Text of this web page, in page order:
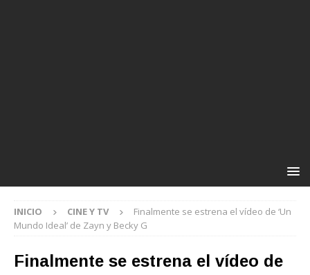
INICIO CINE Y TV
Finalmente se estrena el vídeo de ‘Un
Mundo Ideal’ de Zayn y Becky G
Finalmente se estrena el vídeo de